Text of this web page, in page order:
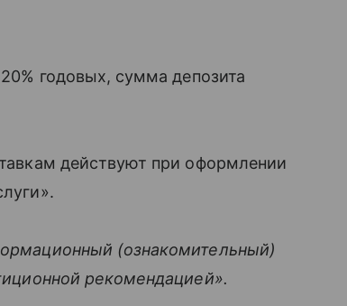
годовых, сумма депозита
действуют при оформлении
(ознакомительный)
рекомендацией».